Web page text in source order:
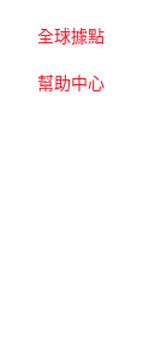
全球據點
幫助中心